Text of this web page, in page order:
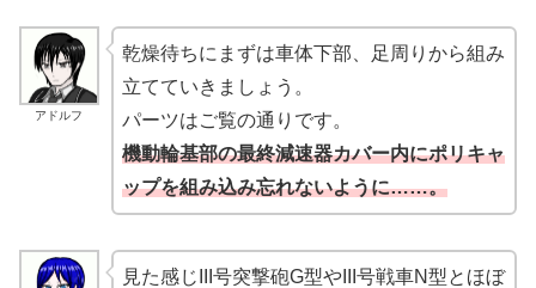
アドルフ
乾燥待ちにまずは車体下部、足周りから組み
立てていきましょう。
パーツはご覧の通りです。
機動輪基部の最終減速器カバー内にポリキャ
ップを組み込み忘れないように……。
見た感じIII号突撃砲G型やIII号戦車N型とほぼ